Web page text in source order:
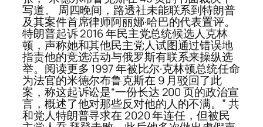
写道。 周四晚间，路透社未能联系到特朗普
及其案件首席律师阿丽娜·哈巴的代表置评。
特朗普起诉 2016 年民主党总统候选人克林
顿，声称她和其他民主党人试图通过错误地
指责他的竞选活动与俄罗斯有联系来操纵选
举。阅读更多 1997 年被比尔·克林顿总统任命
为法官的米德尔布鲁克斯在 9 月驳回了此
案，称这起诉讼是“一份长达 200 页的政治宣
言，概述了他对那些反对他的人的不满。” 共
和党人特朗普寻求在 2020 年连任，但被民